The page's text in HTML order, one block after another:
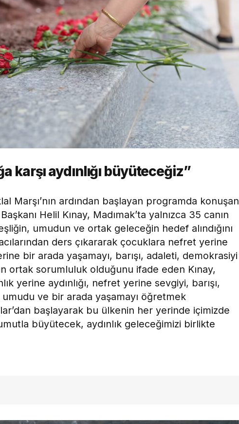
karşı aydınlığı büyüteceğiz”
Marşı’nın ardından başlayan programda konuşan
Helil Kınay, Madımak’ta yalnızca 35 canın
umudun ve ortak geleceğin hedef alındığını
ders çıkararak çocuklara nefret yerine
bir arada yaşamayı, barışı, adaleti, demokrasiyi
ortak sorumluluk olduğunu ifade eden Kınay,
yerine aydınlığı, nefret yerine sevgiyi, barışı,
ve bir arada yaşamayı öğretmek
başlayarak bu ülkenin her yerinde içimizde
büyütecek, aydınlık geleceğimizi birlikte